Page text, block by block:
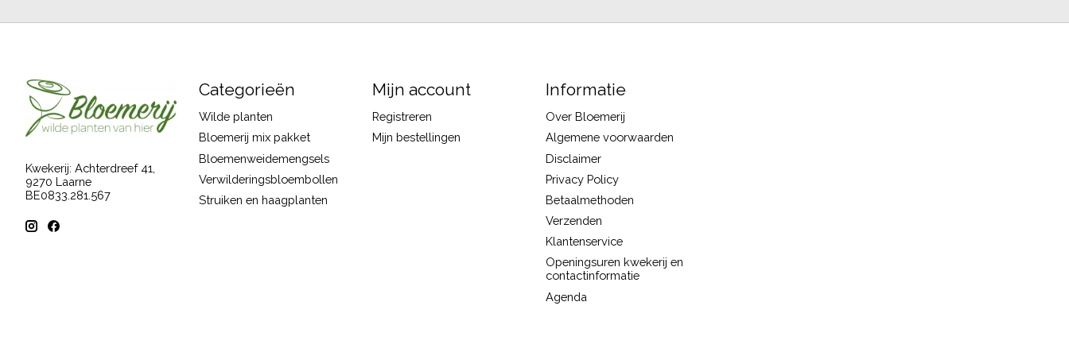
Kwekerij: Achterdreef 41,
9270 Laarne
BE0833.281.567
Categorieën
Wilde planten
Bloemerij mix pakket
Bloemenweidemengsels
Verwilderingsbloembollen
Struiken en haagplanten
Mijn account
Registreren
Mijn bestellingen
Informatie
Over Bloemerij
Algemene voorwaarden
Disclaimer
Privacy Policy
Betaalmethoden
Verzenden
Klantenservice
Openingsuren kwekerij en
contactinformatie
Agenda